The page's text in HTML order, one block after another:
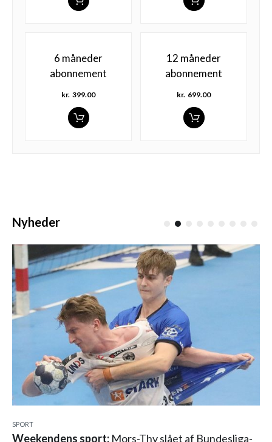
6 måneder
abonnement
kr. 399.00
12 måneder
abonnement
kr. 699.00
Nyheder
SPORT
Weekendens sport: Mors-Thy slået af Bundesliga-